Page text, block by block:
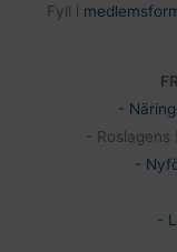
Fyll i
-
-
-
-